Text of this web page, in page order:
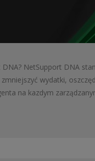
NetSupport DNA
wydatki,
na kazdym